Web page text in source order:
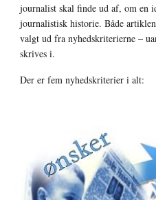
journalist skal finde ud af, om en
journalistisk historie. Både
valgt ud fra nyhedskriterierne –
skrives i.
Der er fem nyhedskriterier i alt: